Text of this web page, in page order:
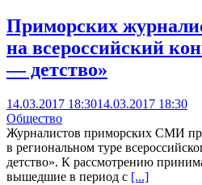
Приморских
на всероссийский
— детство»
14.03.2017 18:3014.03.2017 18:30
Общество
Журналистов приморских СМИ
в региональном туре
детство». К рассмотрению
вышедшие в период с [...]